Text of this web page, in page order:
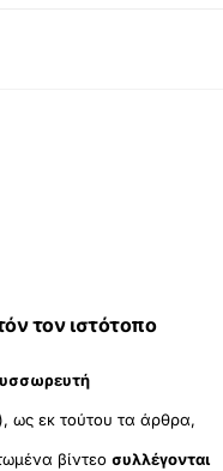
τον ιστότοπο
ως εκ τούτου τα άρθρα,
βίντεοσυλλέγονται